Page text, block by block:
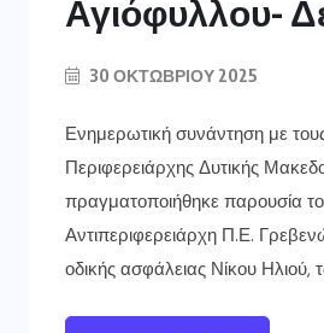
Αγιόφυλλου-
30 ΟΚΤΩΒΡΊΟΥ 2025
Ενημερωτική συνάντηση με
Περιφερειάρχης Δυτικής
πραγματοποιήθηκε παρουσία
Αντιπεριφερειάρχη Π.Ε.
οδικής ασφάλειας Νίκου Ηλιού,